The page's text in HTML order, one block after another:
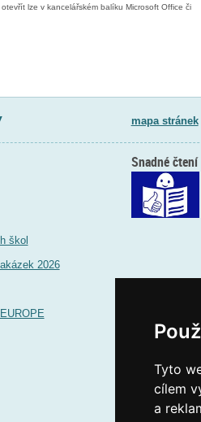
Tyto
cílem
a
lze v kancelářském balíku Microsoft Office či
mapa stránek|
škol
2026
Snadné čtení